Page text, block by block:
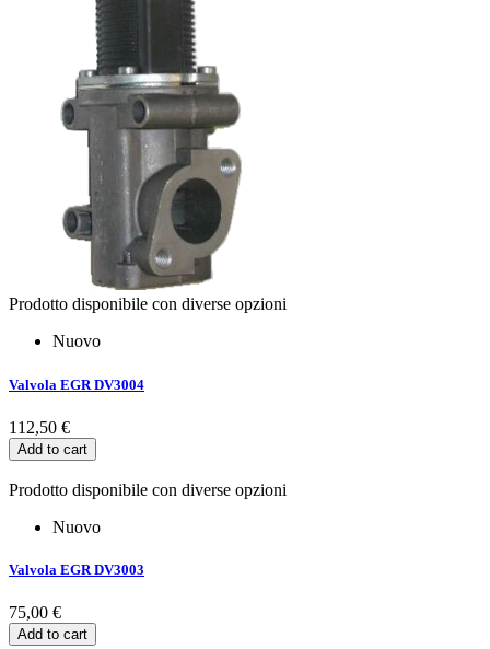
Prodotto disponibile con diverse opzioni
Nuovo
Valvola EGR DV3004
112,50 €
Add to cart
Prodotto disponibile con diverse opzioni
Nuovo
Valvola EGR DV3003
75,00 €
Add to cart